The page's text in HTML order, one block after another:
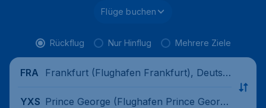
Flüge buchen
Rückflug Nur Hinflug Mehrere Ziele
FRA
Frankfurt (Flughafen Frankfurt), Deutsc
YXS Prince George (Flughafen Prince Georg